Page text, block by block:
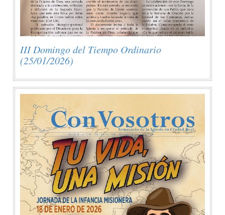
III Domingo del Tiempo Ordinario
(25/01/2026)